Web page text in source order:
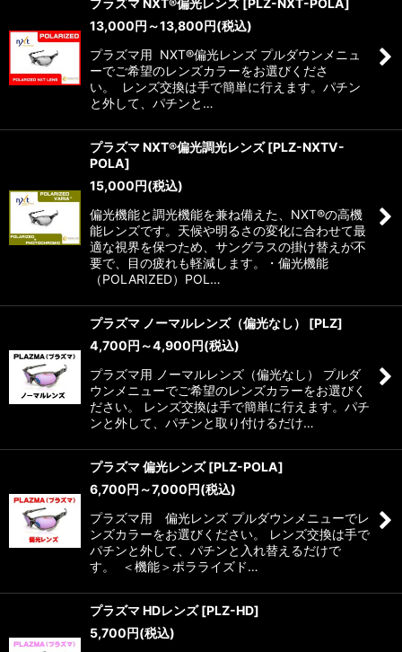
13,000円 ～13,800円(税込)
プラズマ用 NXT®偏光レンズ プルダウンメニュ
ーでご希望のレンズカラーをお選びくださ
い。 レンズ交換は手で簡単に行えます。パチン
と外して、パチンと…
プラズマ NXT®偏光調光レンズ [PLZ-NXTV-
POLA]
15,000円(税込)
偏光機能と調光機能を兼ね備えた、NXT®の高機
能レンズです。天候や明るさの変化に合わせて最
適な視界を保つため、サングラスの掛け替えが不
要で、目の疲れも軽減します。・偏光機能
（POLARIZED）POL…
プラズマ ノーマルレンズ（偏光なし） [PLZ]
4,700円 ～4,900円(税込)
プラズマ用 ノーマルレンズ（偏光なし） プルダ
ウンメニューでご希望のレンズカラーをお選びく
ださい。 レンズ交換は手で簡単に行えます。パチ
ンと外して、パチンと取り付けるだけ…
プラズマ 偏光レンズ [PLZ-POLA]
6,700円 ～7,000円(税込)
プラズマ用 偏光レンズ プルダウンメニューでレ
ンズカラーをお選びください。 レンズ交換は手で
パチンと外して、パチンと入れ替えるだけで
す。 ＜機能＞ポラライズド…
プラズマ HDレンズ [PLZ-HD]
5,700円(税込)